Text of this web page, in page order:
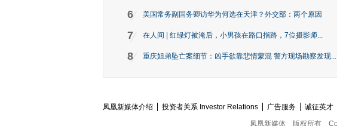
6 美国常务副国务卿访华为何选在天津？外交部：两个原因
7 在人间 | 红绿灯被淹后，小男孩在路口指路，7位摄影师...
8 重庆姐弟坠亡案细节：凶手欲靠悲情蒙混 警方现场勘察发现...
凤凰新媒体介绍 投资者关系 Investor Relations 广告服务 诚征英才
凤凰新媒体
版权所有